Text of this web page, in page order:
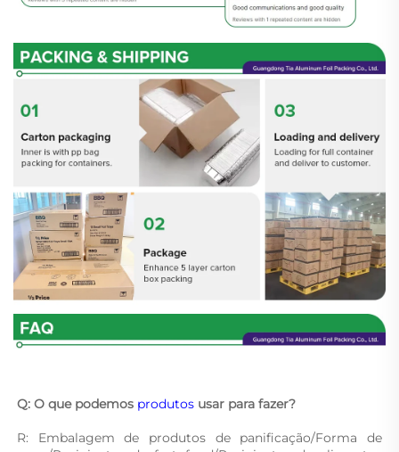
Q: O que podemos produtos usar para fazer?
R: Embalagem de produtos de panificação/Forma de